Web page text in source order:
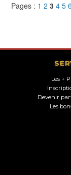
Pages : 1 2 3 4 5 6
Les +
Devenir
Les